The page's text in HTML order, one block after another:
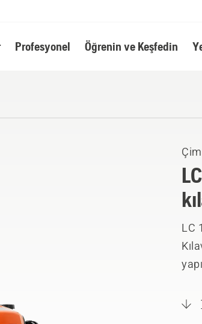
Profesyonel Öğrenin ve Keşfedin
LC